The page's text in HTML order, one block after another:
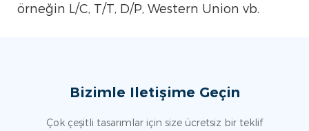
örneğin L/C, T/T, D/P, Western Union vb.
Bizimle Iletişime Geçin
Çok çeşitli tasarımlar için size ücretsiz bir teklif